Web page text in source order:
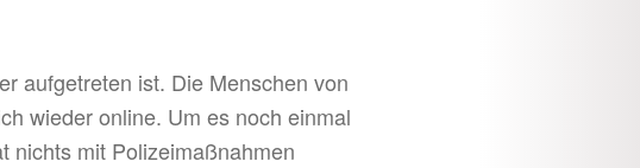
aufgetreten ist. Die Menschen von
wieder online. Um es noch einmal
nichts mit Polizeimaßnahmen